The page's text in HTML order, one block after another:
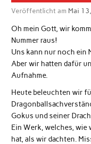
Veröffentlicht am Mai
Oh mein Gott, wir
Nummer raus!
Uns kann nur noch ein
Aber wir hatten dafür
Aufnahme.
Heute beleuchten wir
Gokus und seiner
Ein Werk, welches, wie
hat, als wir dachten.